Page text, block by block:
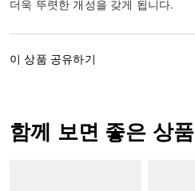
더욱 뚜렷한 개성을 갖게 됩니다.
이 상품 공유하기
함께 보면 좋은 상품